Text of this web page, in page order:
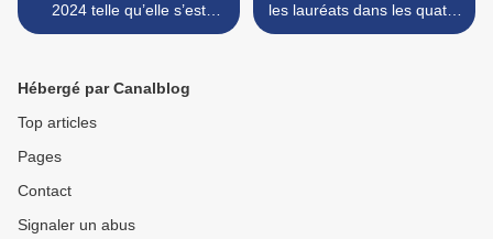
2024 telle qu’elle s’est
déroulée à Nantes : une
les lauréats dans les quatre
autres catégories. Échos et
Hébergé par Canalblog
Top articles
Pages
Contact
Signaler un abus